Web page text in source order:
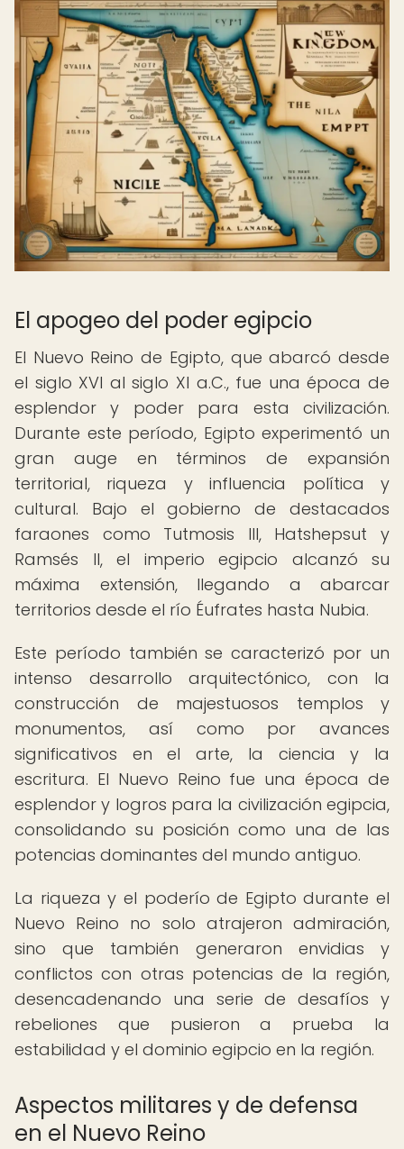
El apogeo del poder egipcio
El Nuevo Reino de Egipto, que abarcó desde
el siglo XVI al siglo XI a.C., fue una época de
esplendor y poder para esta civilización.
Durante este período, Egipto experimentó un
gran auge en términos de expansión
territorial, riqueza y influencia política y
cultural. Bajo el gobierno de destacados
faraones como Tutmosis III, Hatshepsut y
Ramsés II, el imperio egipcio alcanzó su
máxima extensión, llegando a abarcar
territorios desde el río Éufrates hasta Nubia.
Este período también se caracterizó por un
intenso desarrollo arquitectónico, con la
construcción de majestuosos templos y
monumentos, así como por avances
significativos en el arte, la ciencia y la
escritura. El Nuevo Reino fue una época de
esplendor y logros para la civilización egipcia,
consolidando su posición como una de las
potencias dominantes del mundo antiguo.
La riqueza y el poderío de Egipto durante el
Nuevo Reino no solo atrajeron admiración,
sino que también generaron envidias y
conflictos con otras potencias de la región,
desencadenando una serie de desafíos y
rebeliones que pusieron a prueba la
estabilidad y el dominio egipcio en la región.
Aspectos militares y de defensa
en el Nuevo Reino